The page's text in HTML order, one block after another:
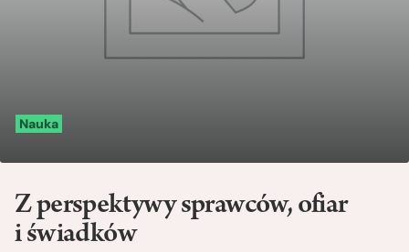
Nauka
Z perspektywy sprawców, ofiar
i świadków